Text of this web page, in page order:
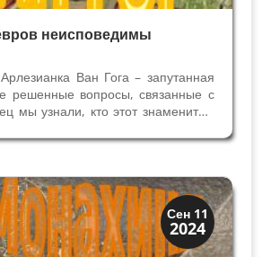
неисповедимы
Ван Гога – запутанная
решенные вопросы, связанные с
мы узнали, кто этот знаменитый
искусства в Риме невозможно не
Сен 11
2024
Династии
и Феррара